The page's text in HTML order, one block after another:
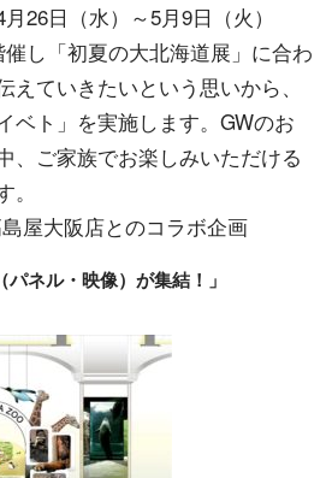
26日（水）～5月9日（火）
し「初夏の大北海道展」に合わ
ていきたいという思いから、
ベト」を実施します。GWのお
、ご家族でお楽しみいただける
屋大阪店とのコラボ企画
パネル・映像）が集結！」